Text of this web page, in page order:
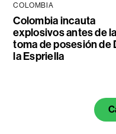
COLOMBIA
Colombia incauta
explosivos antes de la
toma de posesión de
la Espriella